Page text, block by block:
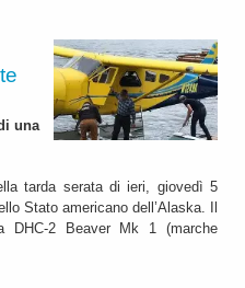
una
tarda serata di ieri, giovedì 5
Stato americano dell’Alaska. Il
DHC-2 Beaver Mk 1 (marche